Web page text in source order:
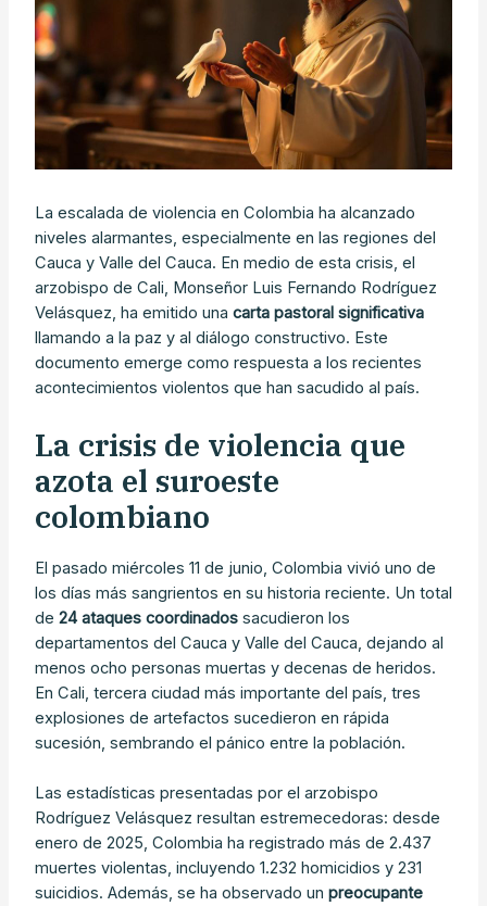
La escalada de violencia en Colombia ha alcanzado
niveles alarmantes, especialmente en las regiones del
Cauca y Valle del Cauca. En medio de esta crisis, el
arzobispo de Cali, Monseñor Luis Fernando Rodríguez
Velásquez, ha emitido una carta pastoral significativa
llamando a la paz y al diálogo constructivo. Este
documento emerge como respuesta a los recientes
acontecimientos violentos que han sacudido al país.
La crisis de violencia que
azota el suroeste
colombiano
El pasado miércoles 11 de junio, Colombia vivió uno de
los días más sangrientos en su historia reciente. Un total
de 24 ataques coordinadossacudieron los
departamentos del Cauca y Valle del Cauca, dejando al
menos ocho personas muertas y decenas de heridos.
En Cali, tercera ciudad más importante del país, tres
explosiones de artefactos sucedieron en rápida
sucesión, sembrando el pánico entre la población.
Las estadísticas presentadas por el arzobispo
Rodríguez Velásquez resultan estremecedoras: desde
enero de 2025, Colombia ha registrado más de 2.437
muertes violentas, incluyendo 1.232 homicidios y 231
suicidios. Además, se ha observado un preocupante